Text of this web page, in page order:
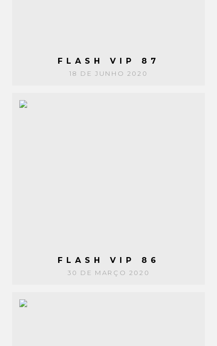
FLASH VIP 87
18 DE JUNHO 2020
FLASH VIP 86
30 DE MARÇO 2020